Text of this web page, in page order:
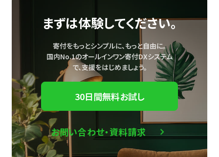
まずは体験してください。
寄付をもっとシンプルに、もっと自由に。
国内No.1のオールインワン寄付DXシステム
で、支援をはじめましょう。
30日間無料お試し
お問い合わせ・資料請求